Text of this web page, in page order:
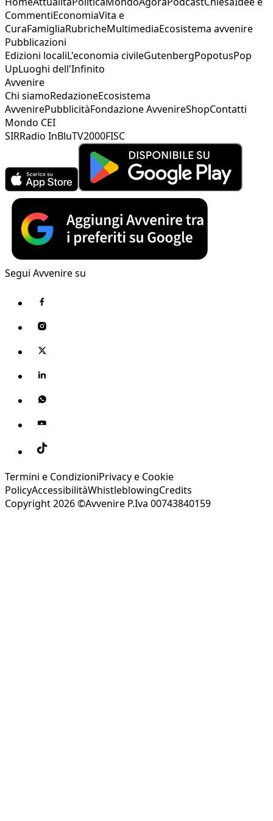
CommentiEconomiaVita e
CuraFamigliaRubricheMultimediaEcosistema avvenire
Pubblicazioni
Edizioni localiL'economia civileGutenbergPopotusPop
UpLuoghi dell'Infinito
Avvenire
Chi siamoRedazioneEcosistema
AvvenirePubblicitàFondazione AvvenireShopContatti
Mondo CEI
SIRRadio InBluTV2000FISC
Segui Avvenire su
Termini e CondizioniPrivacy e Cookie
PolicyAccessibilitàWhistleblowingCredits
Copyright 2026 ©Avvenire P.Iva 00743840159